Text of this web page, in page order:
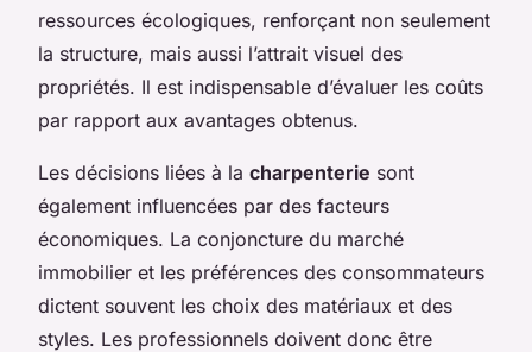
ressources écologiques, renforçant non seulement
la structure, mais aussi l’attrait visuel des
propriétés. Il est indispensable d’évaluer les coûts
par rapport aux avantages obtenus.
Les décisions liées à la charpenterie sont
également influencées par des facteurs
économiques. La conjoncture du marché
immobilier et les préférences des consommateurs
dictent souvent les choix des matériaux et des
styles. Les professionnels doivent donc être